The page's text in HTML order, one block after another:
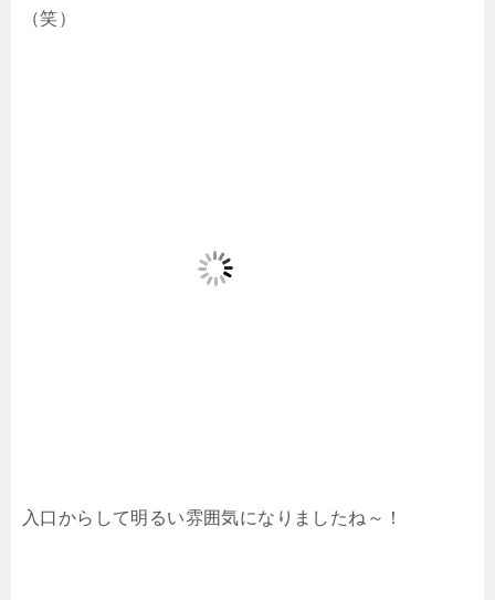
（笑）
入口からして明るい雰囲気になりましたね～！